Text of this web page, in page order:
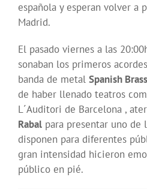
española y esperan volver a
Madrid.
El pasado viernes a las
sonaban los primeros
banda de metal Spanish
de haber llenado teatros
L´Auditori de Barcelona ,
Rabal para presentar uno de
disponen para diferentes
gran intensidad hicieron
público en pié.